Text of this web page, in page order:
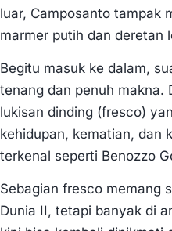
luar, Camposanto tampak
marmer putih dan deretan
Begitu masuk ke dalam,
tenang dan penuh makna.
lukisan dinding (fresco)
kehidupan, kematian, dan
terkenal seperti Benozzo
Sebagian fresco memang
Dunia II, tetapi banyak di